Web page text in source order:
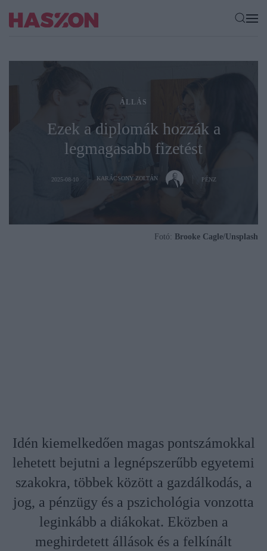
ÁLLÁS
Ezek a diplomák hozzák a
legmagasabb fizetést
2025-08-10 KARÁCSONY ZOLTÁN PÉNZ
Fotó: Brooke Cagle/Unsplash
Idén kiemelkedően magas pontszámokkal
lehetett bejutni a legnépszerűbb egyetemi
szakokra, többek között a gazdálkodás, a
jog, a pénzügy és a pszichológia vonzotta
leginkább a diákokat. Eközben a
meghirdetett állások és a felkínált